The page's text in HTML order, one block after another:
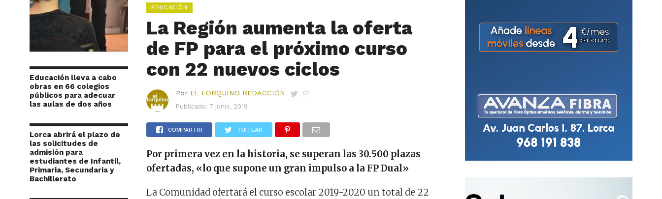
Educación lleva a cabo
obras en 66 colegios
públicos para adecuar
las aulas de dos años
Lorca abrirá el plazo de
las solicitudes de
admisión para
estudiantes de Infantil,
Primaria, Secundaria y
Bachillerato
EDUCACIÓN
La Región aumenta la oferta
de FP para el próximo curso
con 22 nuevos ciclos
Por EL LORQUINO REDACCIÓN
Publicado: 7 junio, 2019
COMPARTIR TUITEAR
Por primera vez en la historia, se superan las 30.500 plazas
ofertadas, «lo que supone un gran impulso a la FP Dual»
La Comunidad ofertará el curso escolar 2019-2020 un total de 22